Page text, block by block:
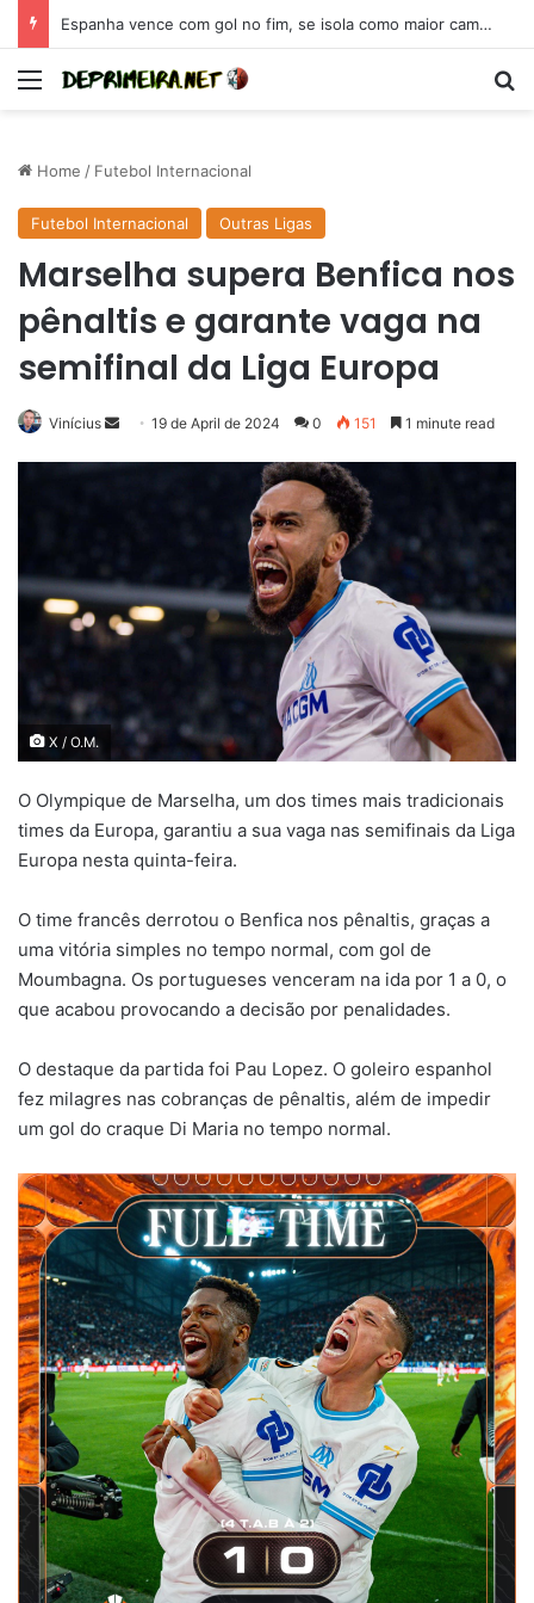
Espanha vence com gol no fim, se isola como maior campeã da Eurocopa e se coloca como candidata para 2026
Menu
Home / Futebol Internacional
Futebol Internacional Outras Ligas
Marselha supera Benfica nos
pênaltis e garante vaga na
semifinal da Liga Europa
Vinícius
Send19 de April de 2024 0 151 1 minute read
X / O.M.
O Olympique de Marselha, um dos times mais tradicionais
times da Europa, garantiu a sua vaga nas semifinais da Liga
Europa nesta quinta-feira.
O time francês derrotou o Benfica nos pênaltis, graças a
uma vitória simples no tempo normal, com gol de
Moumbagna. Os portugueses venceram na ida por 1 a 0, o
que acabou provocando a decisão por penalidades.
O destaque da partida foi Pau Lopez. O goleiro espanhol
fez milagres nas cobranças de pênaltis, além de impedir
um gol do craque Di Maria no tempo normal.